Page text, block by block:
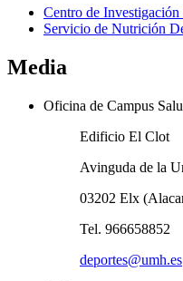
Centro de
Servicio de Nutrición
Media
Oficina de Campus
Edificio El Clot
Avinguda de la
03202 Elx
Tel. 966658852
deportes@umh.es